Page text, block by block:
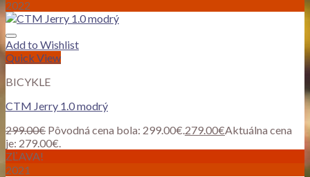
2022
Add to Wishlist
Quick View
BICYKLE
CTM Jerry 1.0 modrý
299.00€ Pôvodná cena bola: 299.00€. 279.00€Aktuálna cena
je: 279.00€.
ZĽAVA!
2021